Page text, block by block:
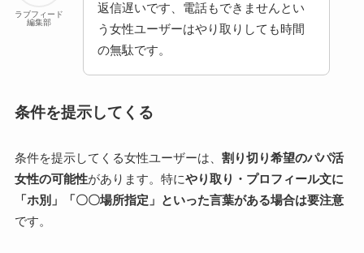
ラブフィード
編集部
返信遅いです、電話もできませんとい
う女性ユーザーはやり取りしても時間
の無駄です。
条件を提示してくる
条件を提示してくる女性ユーザーは、 割り切り希望のパパ活
女性の可能性があります。特にやり取り・プロフィール文に
「ホ別」「〇〇場所指定」といった言葉がある場合は要注意
です。